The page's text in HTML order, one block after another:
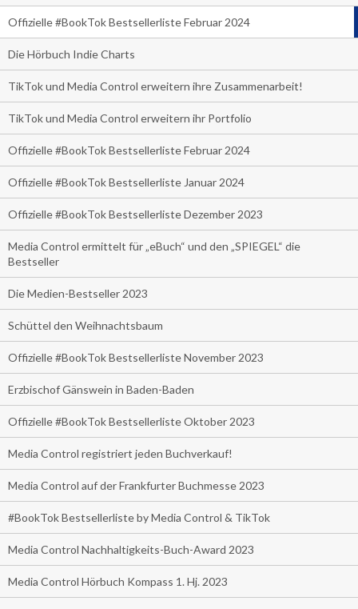
Offizielle #BookTok Bestsellerliste Februar 2024
Die Hörbuch Indie Charts
TikTok und Media Control erweitern ihre Zusammenarbeit!
TikTok und Media Control erweitern ihr Portfolio
Offizielle #BookTok Bestsellerliste Februar 2024
Offizielle #BookTok Bestsellerliste Januar 2024
Offizielle #BookTok Bestsellerliste Dezember 2023
Media Control ermittelt für „eBuch“ und den „SPIEGEL“ die
Bestseller
Die Medien-Bestseller 2023
Schüttel den Weihnachtsbaum
Offizielle #BookTok Bestsellerliste November 2023
Erzbischof Gänswein in Baden-Baden
Offizielle #BookTok Bestsellerliste Oktober 2023
Media Control registriert jeden Buchverkauf!
Media Control auf der Frankfurter Buchmesse 2023
#BookTok Bestsellerliste by Media Control & TikTok
Media Control Nachhaltigkeits-Buch-Award 2023
Media Control Hörbuch Kompass 1. Hj. 2023